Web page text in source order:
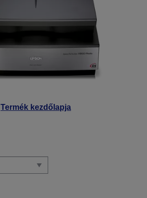
Termék kezdőlapja